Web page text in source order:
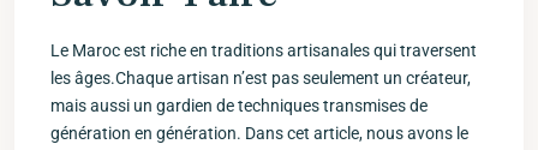
Le Maroc est riche en traditions artisanales qui traversent
les‍ âges.Chaque artisan n’est pas seulement un créateur,
mais aussi un gardien de techniques transmises de
génération⁢ en génération. Dans cet article, nous avons le